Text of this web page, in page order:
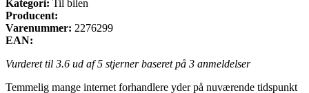
Kategori: Til bilen
Producent:
Varenummer: 2276299
EAN:
Vurderet til 3.6 ud af 5 stjerner baseret på 3 anmeldelser
Temmelig mange internet forhandlere yder på nuværende tidspunkt